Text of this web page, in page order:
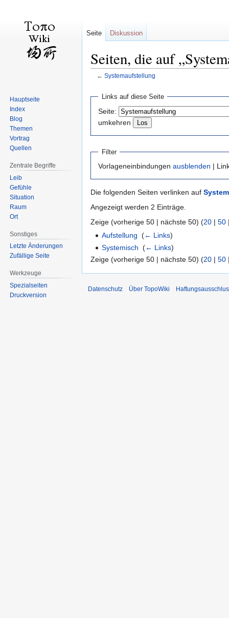
Seiten, die auf
← Systemaufstellung
Navigation
springen
springen
Links auf diese Seite
Seite:
umkehren
Filter
Vorlageneinbindungen ausblenden |
Die folgenden Seiten verlinken auf
Angezeigt werden 2 Einträge.
Zeige (vorherige 50 | nächste 50) (20 | 50
Aufstellung ‎(← Links)
Systemisch ‎(← Links)
Zeige (vorherige 50 | nächste 50) (20 | 50
Seite Diskussion
Hauptseite
Index
Blog
Themen
Vortrag
Quellen
Zentrale Begriffe
Leib
Gefühle
Situation
Raum
Ort
Sonstiges
Letzte Änderungen
Zufällige Seite
Werkzeuge
Spezialseiten
Druckversion
Datenschutz Über TopoWiki